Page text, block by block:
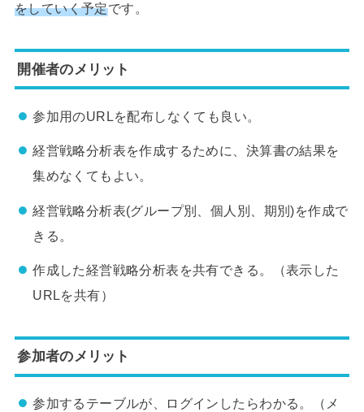
をしていく予定です。
開催者のメリット
参加用のURLを配布しなくても良い。
経営戦略分析表を作成するために、決算書の結果を
集めなくてもよい。
経営戦略分析表(グループ別、個人別、期別)を作成で
きる。
作成した経営戦略分析表を共有できる。（表示した
URLを共有）
参加者のメリット
参加するテーブルが、ログインしたらわかる。（メ